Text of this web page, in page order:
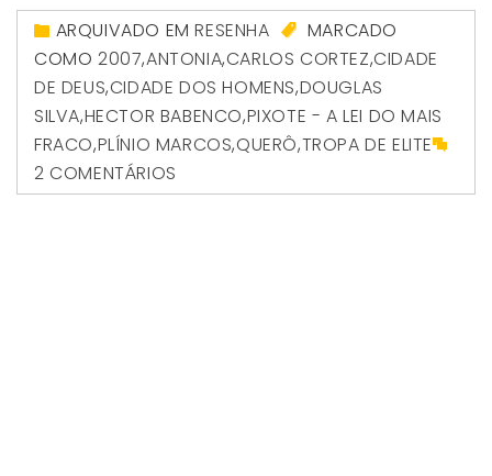
ARQUIVADO EMRESENHA
MARCADO
COMO 2007,ANTONIA,CARLOS CORTEZ,CIDADE
DE DEUS,CIDADE DOS HOMENS,DOUGLAS
SILVA,HECTOR BABENCO,PIXOTE - A LEI DO MAIS
FRACO,PLÍNIO MARCOS,QUERÔ,TROPA DE ELITE
2 COMENTÁRIOS